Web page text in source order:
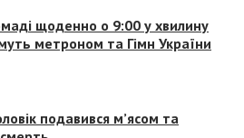
щоденно о 9:00 у хвилину
метроном та Гімн України
подавився м’ясом та